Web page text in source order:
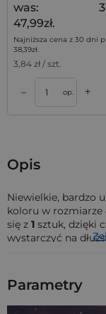
was:
47,99zł.
Najniższa cena z 30 dni
38,39zł.
3,84 zł / szt.
– op. +
Opis
Niewielkie, bardzo
koloru w rozmiarze
się z 1 sztuk, dzięki
wystarczyć na
materiału, cechują
Parametry